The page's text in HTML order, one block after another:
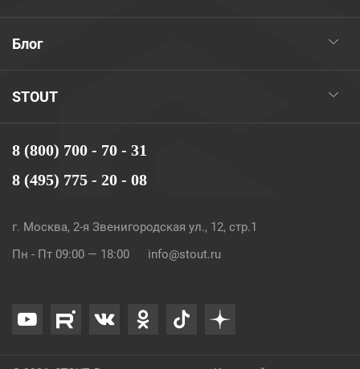
8 (800) 700 - 70 - 31
8 (495) 775 - 20 - 08
г. Москва, 2-я Звенигородская ул., 12, стр.1
Пн - Пт 09:00 — 18:00
info@stout.ru
STOUT
Блог